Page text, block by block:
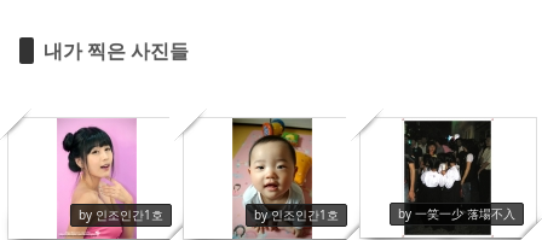
내가 찍은 사진들
by 인조인간1호
11344
by 인조인간1호
8376
by 一笑一少 落場不入
9335